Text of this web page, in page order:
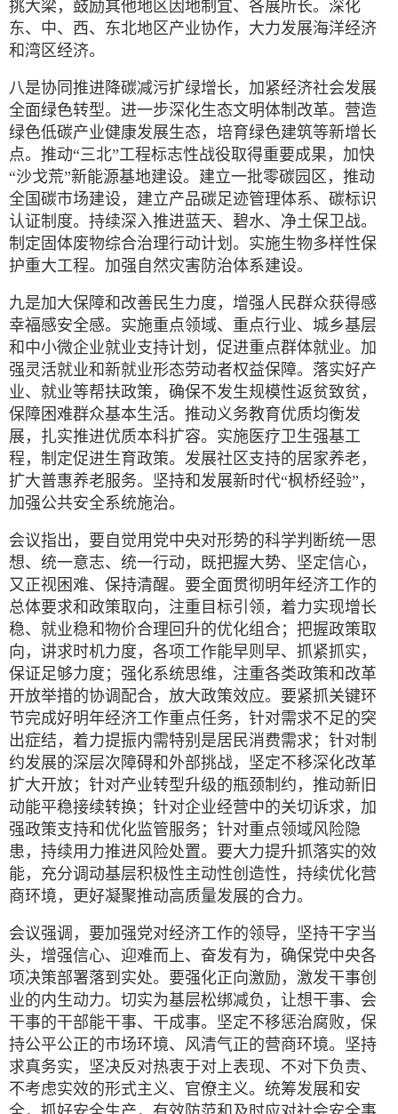
挑大梁，鼓励其他地区因地制宜、各展所长。深化
东、中、西、东北地区产业协作，大力发展海洋经济
和湾区经济。
八是协同推进降碳减污扩绿增长，加紧经济社会发展
全面绿色转型。进一步深化生态文明体制改革。营造
绿色低碳产业健康发展生态，培育绿色建筑等新增长
点。推动“三北”工程标志性战役取得重要成果，加快
“沙戈荒”新能源基地建设。建立一批零碳园区，推动
全国碳市场建设，建立产品碳足迹管理体系、碳标识
认证制度。持续深入推进蓝天、碧水、净土保卫战。
制定固体废物综合治理行动计划。实施生物多样性保
护重大工程。加强自然灾害防治体系建设。
九是加大保障和改善民生力度，增强人民群众获得感
幸福感安全感。实施重点领域、重点行业、城乡基层
和中小微企业就业支持计划，促进重点群体就业。加
强灵活就业和新就业形态劳动者权益保障。落实好产
业、就业等帮扶政策，确保不发生规模性返贫致贫，
保障困难群众基本生活。推动义务教育优质均衡发
展，扎实推进优质本科扩容。实施医疗卫生强基工
程，制定促进生育政策。发展社区支持的居家养老，
扩大普惠养老服务。坚持和发展新时代“枫桥经验”，
加强公共安全系统施治。
会议指出，要自觉用党中央对形势的科学判断统一思
想、统一意志、统一行动，既把握大势、坚定信心，
又正视困难、保持清醒。要全面贯彻明年经济工作的
总体要求和政策取向，注重目标引领，着力实现增长
稳、就业稳和物价合理回升的优化组合；把握政策取
向，讲求时机力度，各项工作能早则早、抓紧抓实，
保证足够力度；强化系统思维，注重各类政策和改革
开放举措的协调配合，放大政策效应。要紧抓关键环
节完成好明年经济工作重点任务，针对需求不足的突
出症结，着力提振内需特别是居民消费需求；针对制
约发展的深层次障碍和外部挑战，坚定不移深化改革
扩大开放；针对产业转型升级的瓶颈制约，推动新旧
动能平稳接续转换；针对企业经营中的关切诉求，加
强政策支持和优化监管服务；针对重点领域风险隐
患，持续用力推进风险处置。要大力提升抓落实的效
能，充分调动基层积极性主动性创造性，持续优化营
商环境，更好凝聚推动高质量发展的合力。
会议强调，要加强党对经济工作的领导，坚持干字当
头，增强信心、迎难而上、奋发有为，确保党中央各
项决策部署落到实处。要强化正向激励，激发干事创
业的内生动力。切实为基层松绑减负，让想干事、会
干事的干部能干事、干成事。坚定不移惩治腐败，保
持公平公正的市场环境、风清气正的营商环境。坚持
求真务实，坚决反对热衷于对上表现、不对下负责、
不考虑实效的形式主义、官僚主义。统筹发展和安